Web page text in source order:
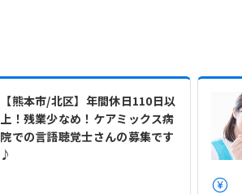
【熊本市/北区】年間休日110日以
上！残業少なめ！ケアミックス病
院での言語聴覚士さんの募集です
♪